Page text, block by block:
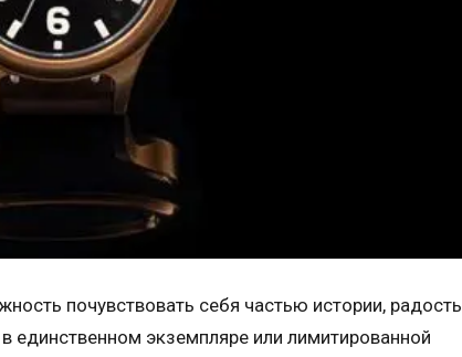
почувствовать себя частью истории, радость
экземпляре или лимитированной